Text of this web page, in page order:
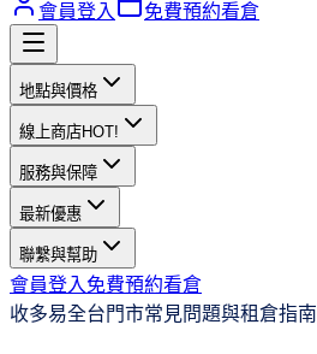
會員登入
免費預約看倉
地點與價格
線上商店HOT!
服務與保障
最新優惠
聯繫與幫助
會員登入 免費預約看倉
收多易全台門市常見問題與租倉指南